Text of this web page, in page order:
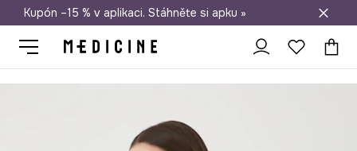
Doprava zdarma při nákupu nad 1 200 Kč
Kupón –15 % v aplikaci. Stáhněte si apku »